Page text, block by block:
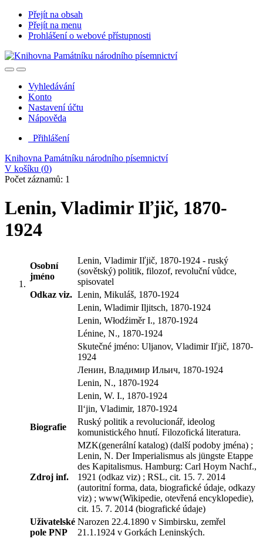
Přejít na obsah
Přejít na menu
Prohlášení o webové přístupnosti
Vyhledávání
Konto
Nastavení účtu
Nápověda
Přihlášení
Knihovna Památníku národního písemnictví
V košíku (0)
Počet záznamů: 1
Lenin, Vladimir Iľjič, 1870-
1924
Osobní
jméno
Lenin, Vladimir Iľjič, 1870-1924 - ruský
(sovětský) politik, filozof, revoluční vůdce,
spisovatel
Odkaz viz. Lenin, Mikuláš, 1870-1924
Lenin, Wladimir Iljitsch, 1870-1924
Lenin, Włodźiměr I., 1870-1924
Lénine, N., 1870-1924
Skutečné jméno: Uljanov, Vladimir Iľjič, 1870-
1924
Ленин, Владимир Ильич, 1870-1924
Lenin, N., 1870-1924
Lenin, W. I., 1870-1924
Il‘jin, Vladimir, 1870-1924
Biografie
Ruský politik a revolucionář, ideolog
komunistického hnutí. Filozofická literatura.
Zdroj inf.
MZK(generální katalog) (další podoby jména) ;
Lenin, N. Der Imperialismus als jüngste Etappe
des Kapitalismus. Hamburg: Carl Hoym Nachf.,
1921 (odkaz viz) ; RSL, cit. 15. 7. 2014
(autoritní forma, data, biografické údaje, odkazy
viz) ; www(Wikipedie, otevřená encyklopedie),
cit. 15. 7. 2014 (biografické údaje)
Uživatelské
pole PNP
Narozen 22.4.1890 v Simbirsku, zemřel
21.1.1924 v Gorkách Leninských.